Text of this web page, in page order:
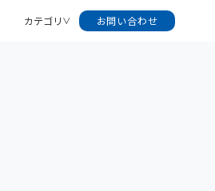
カテゴリ お問い合わせ